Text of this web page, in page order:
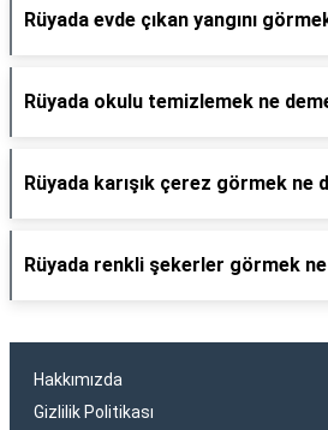
Rüyada evde çıkan yangını
Rüyada okulu temizlemek ne
Rüyada karışık çerez görmek ne
Rüyada renkli şekerler görmek
Hakkımızda
Gizlilik Politikası